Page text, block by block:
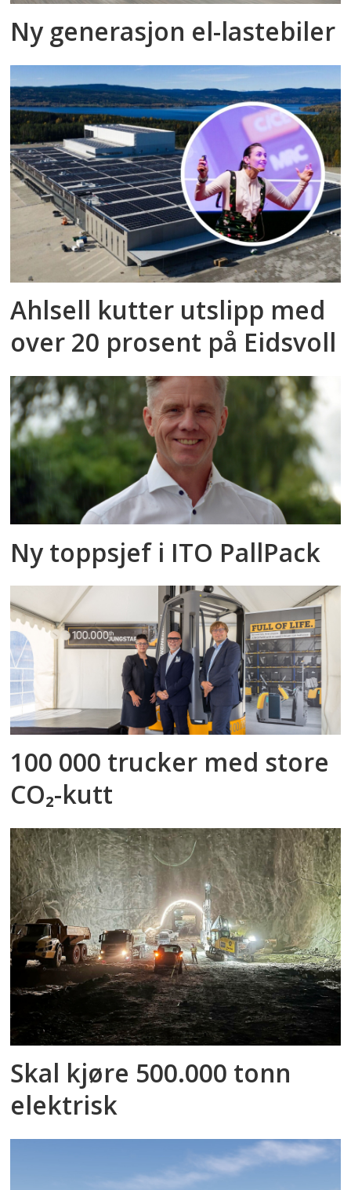
Ny generasjon el-lastebiler
Ahlsell kutter utslipp med
over 20 prosent på Eidsvoll
Ny toppsjef i ITO PallPack
100 000 trucker med store
CO₂-kutt
Skal kjøre 500.000 tonn
elektrisk